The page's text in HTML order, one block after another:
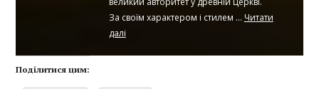
За своїм характером і стилем ... Читати
далі
Поділитися цим: